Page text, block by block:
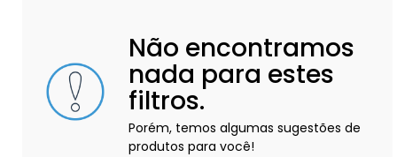
Não encontramos
nada para estes
filtros.
Porém, temos algumas sugestões de
produtos para você!